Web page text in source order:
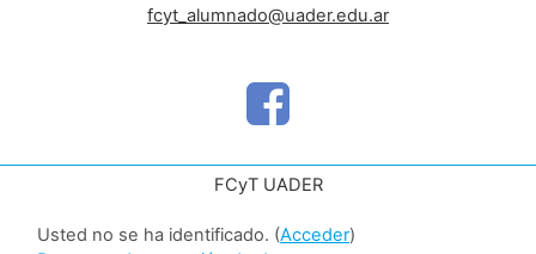
fcyt_alumnado@uader.edu.ar
FCyT UADER
Usted no se ha identificado. (Acceder)